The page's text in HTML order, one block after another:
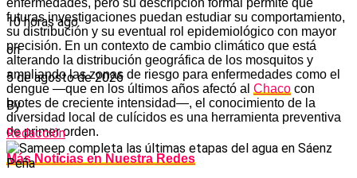
enfermedades, pero su descripción formal permite que
futuras investigaciones puedan estudiar su comportamiento,
su distribución y su eventual rol epidemiológico con mayor
precisión. En un contexto de cambio climático que está
alterando la distribución geográfica de los mosquitos y
ampliando las zonas de riesgo para enfermedades como el
dengue —que en los últimos años afectó al Chaco con
brotes de creciente intensidad—, el conocimiento de la
diversidad local de culícidos es una herramienta preventiva
de primer orden.
Más Noticias en Nuestra Redes
10 horas ago
on
5 de agosto de 2026
By
Redacción